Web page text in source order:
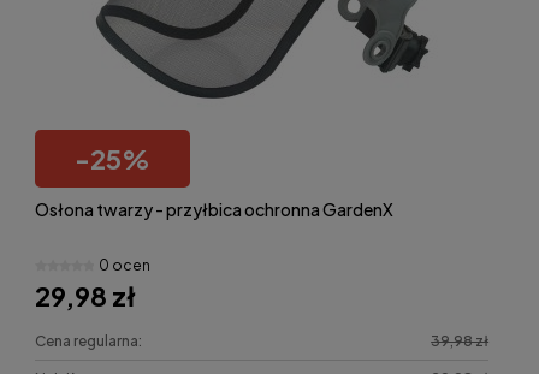
-25%
Osłona twarzy - przyłbica ochronna GardenX
0 ocen
29,98 zł
Cena regularna: 39,98 zł